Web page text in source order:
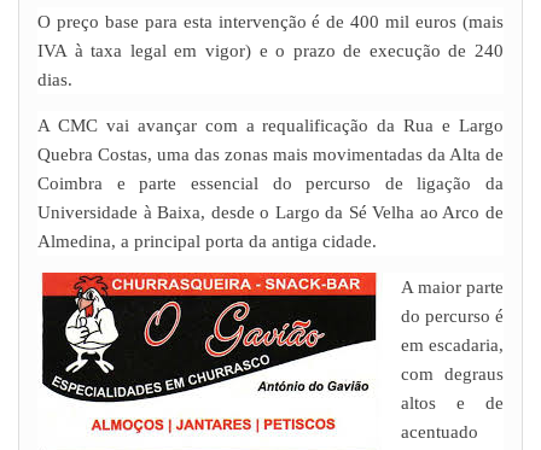
O preço base para esta intervenção é de 400 mil euros (mais
IVA à taxa legal em vigor) e o prazo de execução de 240
dias.
A CMC vai avançar com a requalificação da Rua e Largo
Quebra Costas, uma das zonas mais movimentadas da Alta de
Coimbra e parte essencial do percurso de ligação da
Universidade à Baixa, desde o Largo da Sé Velha ao Arco de
Almedina, a principal porta da antiga cidade.
A maior parte
do percurso é
em escadaria,
com degraus
altos e de
acentuado